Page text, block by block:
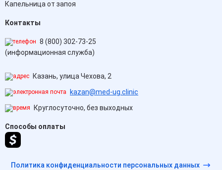
Капельница от запоя
Контакты
8 (800) 302-73-25
(информационная служба)
Казань, улица Чехова, 2
kazan@med-ug.clinic
Круглосуточно, без выходных
Способы оплаты
Политика конфиденциальности персональных данных